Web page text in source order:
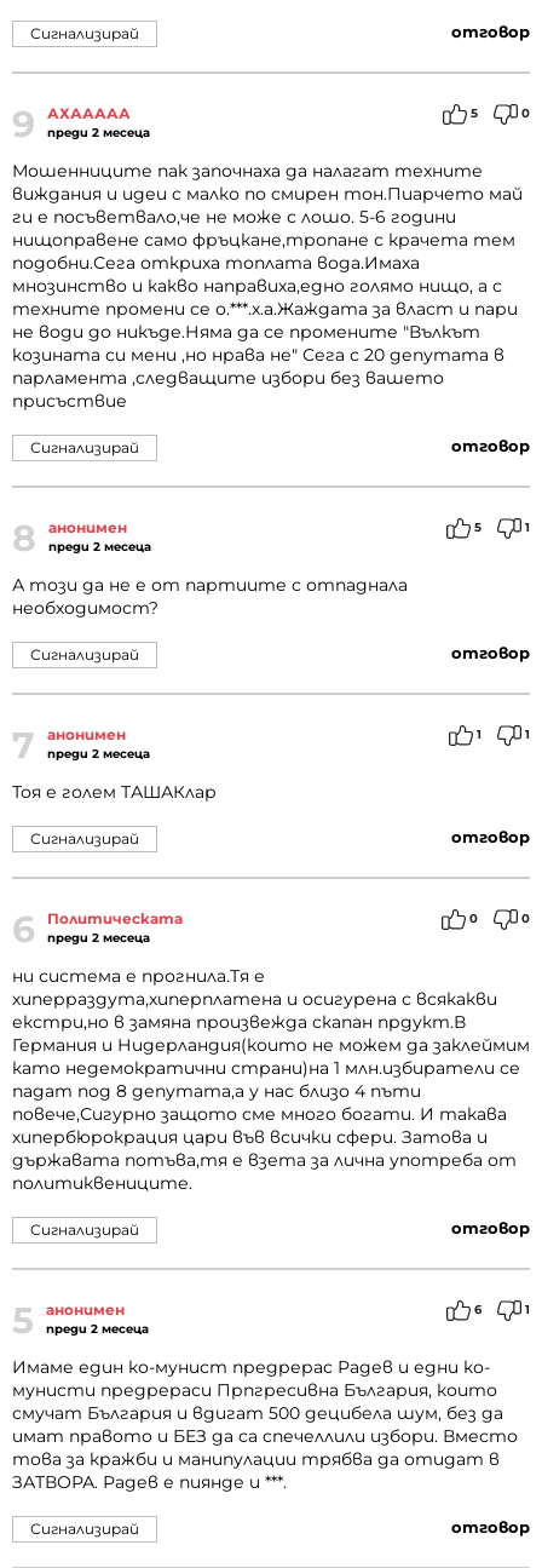
отговор
Сигнализирай
9 АХААААА
преди 2 месеца
5 0
Мошенниците пак започнаха да налагат техните
виждания и идеи с малко по смирен тон.Пиарчето май
ги е посъветвало,че не може с лошо. 5-6 години
нищоправене само фръцкане,тропане с крачета тем
подобни.Сега откриха топлата вода.Имаха
мнозинство и какво направиха,едно голямо нищо, а с
техните промени се о.***.х.а.Жаждата за власт и пари
не води до никъде.Няма да се промените "Вълкът
козината си мени ,но нрава не" Сега с 20 депутата в
парламента ,следващите избори без вашето
присъствие
отговор
Сигнализирай
8 анонимен
преди 2 месеца
5 1
А този да не е от партиите с отпаднала
необходимост?
отговор
Сигнализирай
7 анонимен
преди 2 месеца
1 1
Тоя е голем ТАШАКлар
отговор
Сигнализирай
6 Политическата
преди 2 месеца
0 0
ни система е прогнила.Тя е
хиперраздута,хиперплатена и осигурена с всякакви
екстри,но в замяна произвежда скапан прдукт.В
Германия и Нидерландия(които не можем да заклеймим
като недемократични страни)на 1 млн.избиратели се
падат под 8 депутата,а у нас близо 4 пъти
повече,Сигурно защото сме много богати. И такава
хипербюрокрация цари във всички сфери. Затова и
държавата потъва,тя е взета за лична употреба от
политиквениците.
отговор
Сигнализирай
5 анонимен
преди 2 месеца
6 1
Имаме един ко-мунист предрерас Радев и едни ко-
мунисти предрераси Прпгресивна България, които
смучат България и вдигат 500 децибела шум, без да
имат правото и БЕЗ да са спечеллили избори. Вместо
това за кражби и манипулации трябва да отидат в
ЗАТВОРА. Радев е пиянде и ***.
отговор
Сигнализирай